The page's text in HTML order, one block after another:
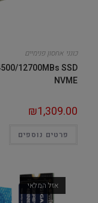
כונני אחסון פנימיים
12700MBs SSD
NVME
₪1,309.00
פרטים נוספים
אזל המלאי